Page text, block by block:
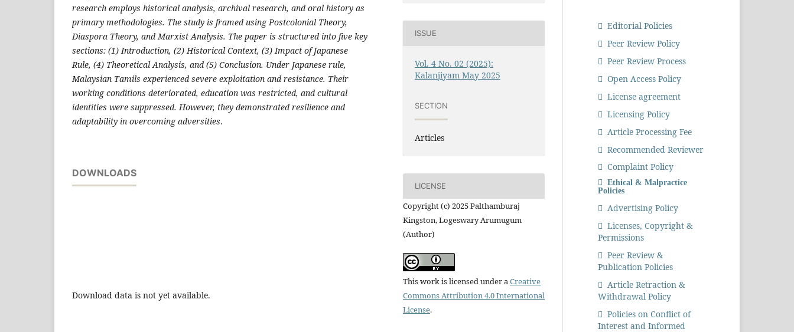
research employs historical analysis, archival research, and oral history as
primary methodologies. The study is framed using Postcolonial Theory,
Diaspora Theory, and Marxist Analysis. The paper is structured into five key
sections: (1) Introduction, (2) Historical Context, (3) Impact of Japanese
Rule, (4) Theoretical Analysis, and (5) Conclusion. Under Japanese rule,
Malaysian Tamils experienced severe exploitation and resistance. Their
working conditions deteriorated, education was restricted, and cultural
identities were suppressed. However, they demonstrated resilience and
adaptability in overcoming adversities.
DOWNLOADS
Download data is not yet available.
ISSUE
Vol. 4 No. 02 (2025):
Kalanjiyam May 2025
SECTION
Articles
LICENSE
Copyright (c) 2025 Palthamburaj
Kingston, Logeswary Arumugum
(Author)
This work is licensed under aCreative
Commons Attribution 4.0 International
License.
Editorial Policies
Peer Review Policy
Peer Review Process
Open Access Policy
License agreement
Licensing Policy
Article Processing Fee
Recommended Reviewer
Complaint Policy
Ethical & Malpractice
Policies
Advertising Policy
Licenses, Copyright &
Permissions
Peer Review &
Publication Policies
Article Retraction &
Withdrawal Policy
Policies on Conflict of
Interest and Informed